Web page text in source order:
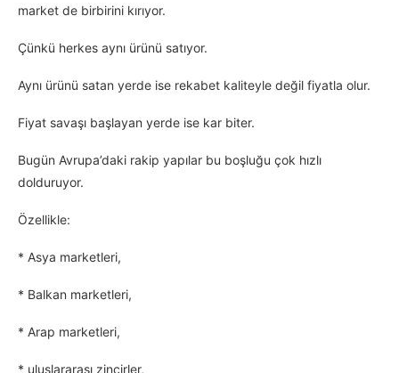
market de birbirini kırıyor.
Çünkü herkes aynı ürünü satıyor.
Aynı ürünü satan yerde ise rekabet kaliteyle değil fiyatla olur.
Fiyat savaşı başlayan yerde ise kar biter.
Bugün Avrupa’daki rakip yapılar bu boşluğu çok hızlı
dolduruyor.
Özellikle:
* Asya marketleri,
* Balkan marketleri,
* Arap marketleri,
* uluslararası zincirler,